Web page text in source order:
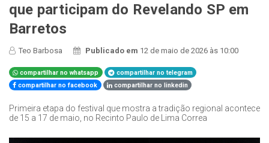
que participam do Revelando SP em
Barretos
Teo Barbosa Publicado em 12 de maio de 2026 às 10:00
compartilhar no whatsapp
compartilhar no telegram
compartilhar no facebook
compartilhar no linkedin
Primeira etapa do festival que mostra a tradição regional acontece
de 15 a 17 de maio, no Recinto Paulo de Lima Correa